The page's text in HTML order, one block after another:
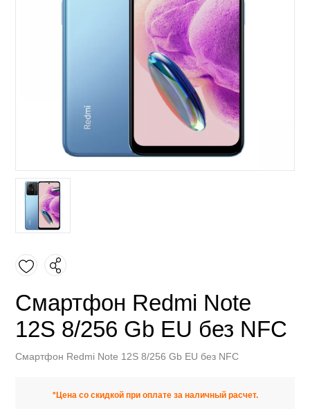
Смартфон Redmi Note
12S 8/256 Gb EU без NFC
Смартфон Redmi Note 12S 8/256 Gb EU без NFC
*Цена со скидкой при оплате за наличный расчет.